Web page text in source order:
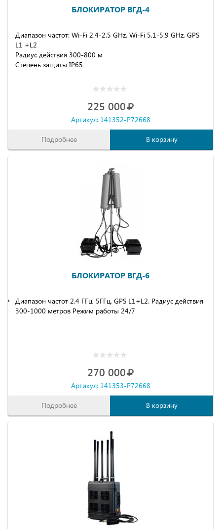
БЛОКИРАТОР ВГД-4
Диапазон частот: Wi-Fi 2.4-2.5 GHz, Wi-Fi 5.1-5.9 GHz, GPS
L1 +L2
Радиус действия 300-800 м
Степень защиты IP65
225 000
Артикул: 141352-P72668
Подробнее В корзину
БЛОКИРАТОР ВГД-6
Диапазон частот 2.4 ГГц, 5ГГц, GPS L1+L2. Радиус действия
300-1000 метров Режим работы 24/7
270 000
Артикул: 141353-P72668
Подробнее В корзину